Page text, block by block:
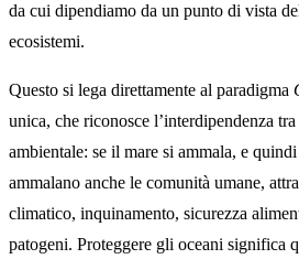
da cui dipendiamo da un punto di vista
ecosistemi.
Questo si lega direttamente al paradigma
unica, che riconosce l’interdipendenza
ambientale: se il mare si ammala, e
ammalano anche le comunità umane,
climatico, inquinamento, sicurezza
patogeni. Proteggere gli oceani significa